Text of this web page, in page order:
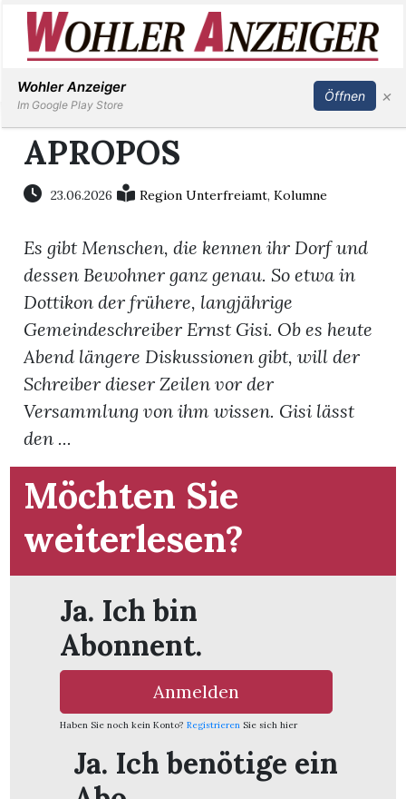
Immobilien
Stellen
E-
Paper
Newsletter
Inserieren Abonnieren Anmelden
APROPOS
23.06.2026 Region Unterfreiamt,Kolumne
Es gibt Menschen, die kennen ihr Dorf und
dessen Bewohner ganz genau. So etwa in
Dottikon der frühere, langjährige
Gemeindeschreiber Ernst Gisi. Ob es heute
Abend längere Diskussionen gibt, will der
Schreiber dieser Zeilen vor der
Versammlung von ihm wissen. Gisi lässt
den ...
Möchten Sie
weiterlesen?
Ja. Ich bin
Abonnent.
Anmelden
Haben Sie noch kein Konto? Registrieren Sie sich hier
Ja. Ich benötige ein
Wohler Anzeiger
Im Google Play Store
Öffnen ×